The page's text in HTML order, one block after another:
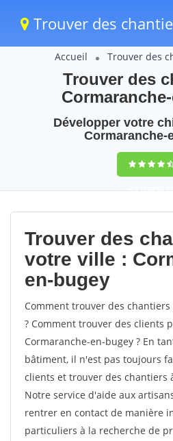
Trouver des
Accueil Trouver des
Trouver des
Développer votre
Cormaranche-
9,5(100%)53
votes
Trouver des
votre ville :
en-bugey
Comment trouver des
? Comment trouver des clients
Cormaranche-en-bugey ? En
bâtiment, il n'est pas toujours
clients et trouver des chantiers
Notre service d'aide aux
rentrer en contact de manière
particuliers à la recherche de